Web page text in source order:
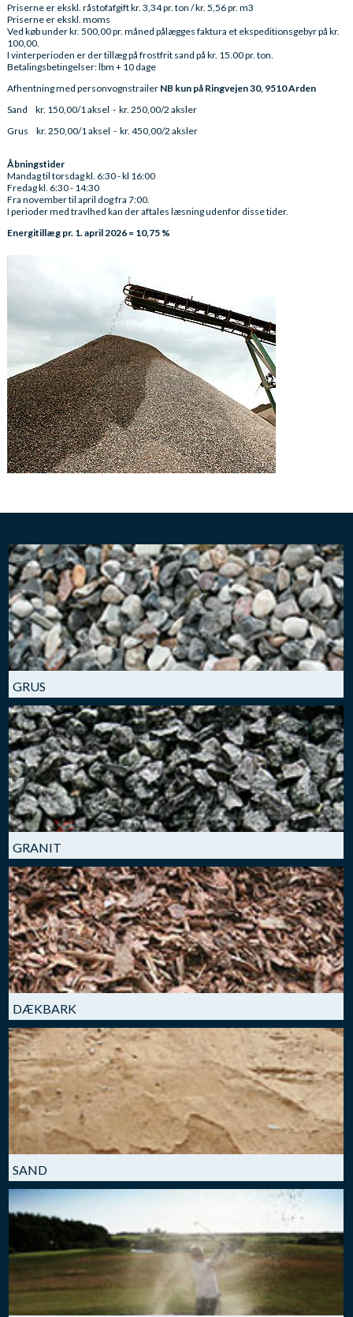
Priserne er ekskl. råstofafgift kr. 3,34 pr. ton / kr. 5,56 pr. m3
Priserne er ekskl. moms
Ved køb under kr. 500,00 pr. måned pålægges faktura et ekspeditionsgebyr på kr.
100,00.
I vinterperioden er der tillæg på frostfrit sand på kr. 15.00 pr. ton.
Betalingsbetingelser: lbm + 10 dage
Afhentning med personvognstrailer NB kun på Ringvejen 30, 9510 Arden
Sand kr. 150,00/1 aksel - kr. 250,00/2 aksler
Grus kr. 250,00/1 aksel - kr. 450,00/2 aksler
Åbningstider
Mandag til torsdag kl. 6:30 - kl 16:00
Fredag kl. 6:30 - 14:30
Fra november til april dog fra 7:00.
I perioder med travlhed kan der aftales læsning udenfor disse tider.
Energitillæg pr. 1. april 2026 = 10,75 %
GRUS
GRANIT
DÆKBARK
SAND